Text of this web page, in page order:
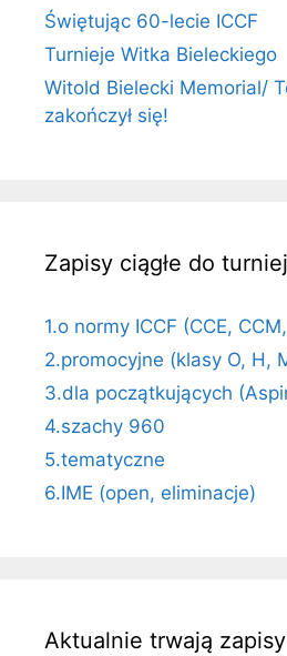
Świętując 60-lecie ICCF
Turnieje Witka Bieleckiego
Witold Bielecki Memorial/
zakończył się!
Zapisy ciągłe do
1.o normy ICCF (CCE,
2.promocyjne (klasy O, H,
3.dla początkujących
4.szachy 960
5.tematyczne
6.IME (open, eliminacje)
Aktualnie trwają